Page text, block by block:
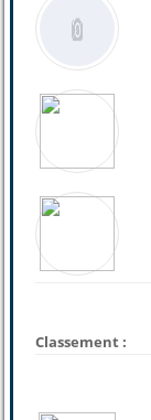
Classement :